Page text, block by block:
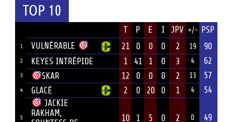
TOP 10
T P E I JPV +/- PSP
1 VULNÉRABLE 21 0 0 0 2 19 90
2 KEYES INTRÉPIDE 1 41 1 0 3 4 62
3 SKAR 12 0 0 0 2 13 57
4 GLACÉ 2 0 20 0 1 4 54
5
JACKIE
RAKHAM,
10 1 5 0 2 0 49